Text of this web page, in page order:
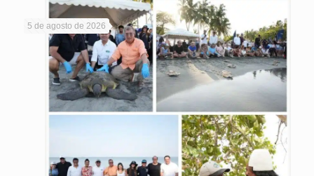
5 de agosto de 2026